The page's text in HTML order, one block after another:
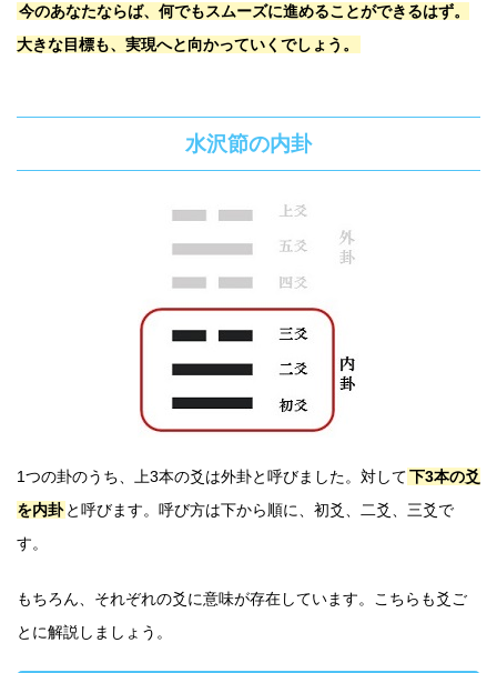
今のあなたならば、何でもスムーズに進めることができるはず。
大きな目標も、実現へと向かっていくでしょう。
水沢節の内卦
1つの卦のうち、上3本の爻は外卦と呼びました。対して下3本の爻
を内卦 と呼びます。呼び方は下から順に、初爻、二爻、三爻で
す。
もちろん、それぞれの爻に意味が存在しています。こちらも爻ご
とに解説しましょう。